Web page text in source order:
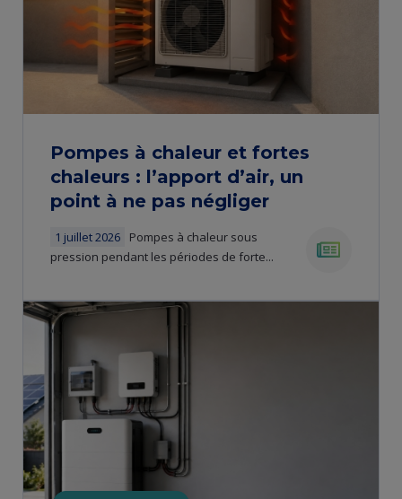
Pompes à chaleur et fortes
chaleurs : l’apport d’air, un
point à ne pas négliger
1 juillet 2026
Pompes à chaleur sous
pression pendant les périodes de forte...